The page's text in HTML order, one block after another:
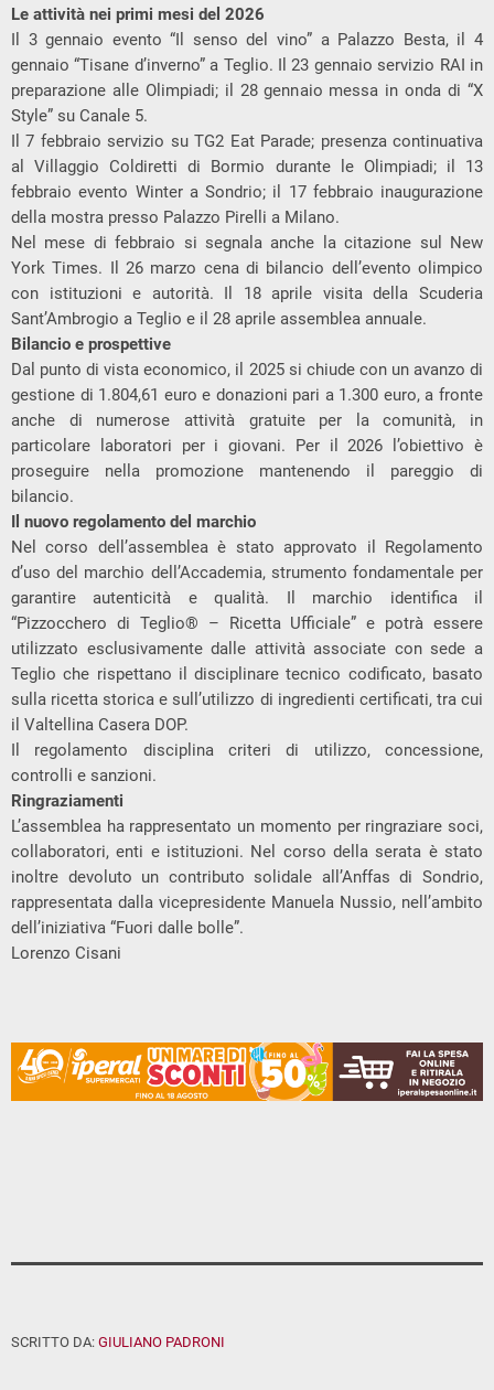
Le attività nei primi mesi del 2026
Il 3 gennaio evento “Il senso del vino” a Palazzo Besta, il 4
gennaio “Tisane d’inverno” a Teglio. Il 23 gennaio servizio RAI in
preparazione alle Olimpiadi; il 28 gennaio messa in onda di “X
Style” su Canale 5.
Il 7 febbraio servizio su TG2 Eat Parade; presenza continuativa
al Villaggio Coldiretti di Bormio durante le Olimpiadi; il 13
febbraio evento Winter a Sondrio; il 17 febbraio inaugurazione
della mostra presso Palazzo Pirelli a Milano.
Nel mese di febbraio si segnala anche la citazione sul New
York Times. Il 26 marzo cena di bilancio dell’evento olimpico
con istituzioni e autorità. Il 18 aprile visita della Scuderia
Sant’Ambrogio a Teglio e il 28 aprile assemblea annuale.
Bilancio e prospettive
Dal punto di vista economico, il 2025 si chiude con un avanzo di
gestione di 1.804,61 euro e donazioni pari a 1.300 euro, a fronte
anche di numerose attività gratuite per la comunità, in
particolare laboratori per i giovani. Per il 2026 l’obiettivo è
proseguire nella promozione mantenendo il pareggio di
bilancio.
Il nuovo regolamento del marchio
Nel corso dell’assemblea è stato approvato il Regolamento
d’uso del marchio dell’Accademia, strumento fondamentale per
garantire autenticità e qualità. Il marchio identifica il
“Pizzocchero di Teglio® – Ricetta Ufficiale” e potrà essere
utilizzato esclusivamente dalle attività associate con sede a
Teglio che rispettano il disciplinare tecnico codificato, basato
sulla ricetta storica e sull’utilizzo di ingredienti certificati, tra cui
il Valtellina Casera DOP.
Il regolamento disciplina criteri di utilizzo, concessione,
controlli e sanzioni.
Ringraziamenti
L’assemblea ha rappresentato un momento per ringraziare soci,
collaboratori, enti e istituzioni. Nel corso della serata è stato
inoltre devoluto un contributo solidale all’Anffas di Sondrio,
rappresentata dalla vicepresidente Manuela Nussio, nell’ambito
dell’iniziativa “Fuori dalle bolle”.
Lorenzo Cisani
SCRITTO DA: GIULIANO PADRONI